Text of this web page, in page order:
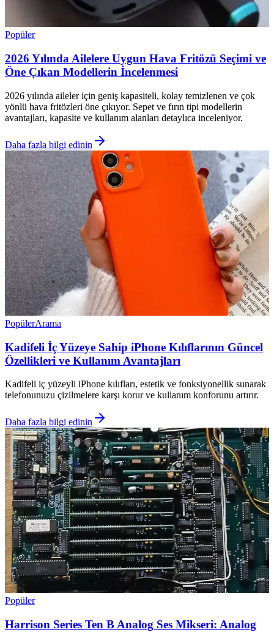
Popüler
2026 Yılında Ailelere Uygun Hava Fritözü Seçimi ve
Öne Çıkan Modellerin İncelenmesi
2026 yılında aileler için geniş kapasiteli, kolay temizlenen ve çok
yönlü hava fritözleri öne çıkıyor. Sepet ve fırın tipi modellerin
avantajları, kapasite ve kullanım alanları detaylıca inceleniyor.
Daha fazla bilgi edinin
PopülerArama
Kadifeli İç Yüzeye Sahip iPhone Kılıflarının Güncel
Özellikleri ve Kullanım Avantajları
Kadifeli iç yüzeyli iPhone kılıfları, estetik ve fonksiyonellik sunarak
telefonunuzu çizilmelere karşı korur ve kullanım konforunu artırır.
Daha fazla bilgi edinin
Popüler
Harrison Series Ten B Analog Ses Mikseri: Analog